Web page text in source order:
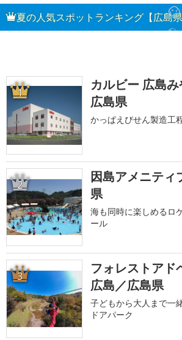
夏の人気スポットランキング【広島県
1
カルビー 広島
広島県
かっぱえびせん製造工
2
因島アメニティ
県
海も同時に楽しめるロ
ール
3
フォレストアド
広島／広島県
子どもから大人まで一
ドアパーク